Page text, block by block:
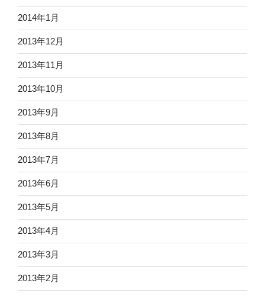
2014年1月
2013年12月
2013年11月
2013年10月
2013年9月
2013年8月
2013年7月
2013年6月
2013年5月
2013年4月
2013年3月
2013年2月